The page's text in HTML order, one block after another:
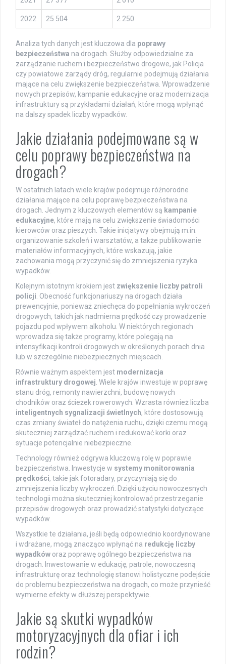
2022 25 504 2 250
Analiza tych danych jest kluczowa dla poprawy
bezpieczeństwa na drogach. Służby odpowiedzialne za
zarządzanie ruchem i bezpieczeństwo drogowe, jak Policja
czy powiatowe zarządy dróg, regularnie podejmują działania
mające na celu zwiększenie bezpieczeństwa. Wprowadzenie
nowych przepisów, kampanie edukacyjne oraz modernizacja
infrastruktury są przykładami działań, które mogą wpłynąć
na dalszy spadek liczby wypadków.
Jakie działania podejmowane są w
celu poprawy bezpieczeństwa na
drogach?
W ostatnich latach wiele krajów podejmuje różnorodne
działania mające na celu poprawę bezpieczeństwa na
drogach. Jednym z kluczowych elementów są kampanie
edukacyjne, które mają na celu zwiększenie świadomości
kierowców oraz pieszych. Takie inicjatywy obejmują m.in.
organizowanie szkoleń i warsztatów, a także publikowanie
materiałów informacyjnych, które wskazują, jakie
zachowania mogą przyczynić się do zmniejszenia ryzyka
wypadków.
Kolejnym istotnym krokiem jest zwiększenie liczby patroli
policji. Obecność funkcjonariuszy na drogach działa
prewencyjnie, ponieważ zniechęca do popełniania wykroczeń
drogowych, takich jak nadmierna prędkość czy prowadzenie
pojazdu pod wpływem alkoholu. W niektórych regionach
wprowadza się także programy, które polegają na
intensyfikacji kontroli drogowych w określonych porach dnia
lub w szczególnie niebezpiecznych miejscach.
Równie ważnym aspektem jest modernizacja
infrastruktury drogowej. Wiele krajów inwestuje w poprawę
stanu dróg, remonty nawierzchni, budowę nowych
chodników oraz ścieżek rowerowych. Wzrasta również liczba
inteligentnych sygnalizacji świetlnych, które dostosowują
czas zmiany świateł do natężenia ruchu, dzięki czemu mogą
skuteczniej zarządzać ruchem i redukować korki oraz
sytuacje potencjalnie niebezpieczne.
Technology również odgrywa kluczową rolę w poprawie
bezpieczeństwa. Inwestycje w systemy monitorowania
prędkości, takie jak fotoradary, przyczyniają się do
zmniejszenia liczby wykroczeń. Dzięki użyciu nowoczesnych
technologii można skuteczniej kontrolować przestrzeganie
przepisów drogowych oraz prowadzić statystyki dotyczące
wypadków.
Wszystkie te działania, jeśli będą odpowiednio koordynowane
i wdrażane, mogą znacząco wpłynąć na redukcję liczby
wypadków oraz poprawę ogólnego bezpieczeństwa na
drogach. Inwestowanie w edukację, patrole, nowoczesną
infrastrukturę oraz technologię stanowi holistyczne podejście
do problemu bezpieczeństwa na drogach, co może przynieść
wymierne efekty w dłuższej perspektywie.
Jakie są skutki wypadków
motoryzacyjnych dla ofiar i ich
rodzin?